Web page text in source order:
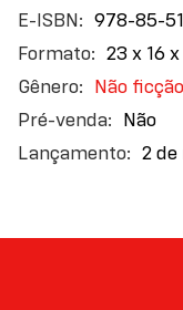
978-85-
23 x 16
Não ficção
Não
2